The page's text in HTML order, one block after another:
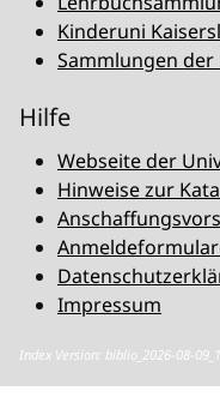
Kinderuni
Sammlungen der
Hilfe
Webseite der
Hinweise zur
Impressum
Index Version: biblio_2026-08-